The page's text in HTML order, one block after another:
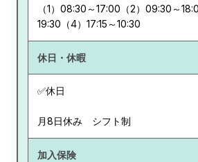
（1）08:30～17:00（2）09:30～
19:30（4）17:15～10:30
休日・休暇
✅休日
月8日休み シフト制
加入保険